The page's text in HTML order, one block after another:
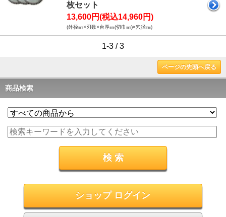
枚セット
13,600円(税込14,960円)
(外径㎜×刃数×台厚㎜(切巾㎜)×穴径㎜)
1-3 / 3
ページの先頭へ戻る
商品検索
ショップ ログイン